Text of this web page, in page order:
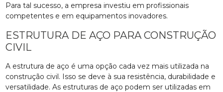
Para tal sucesso, a empresa investiu em profissionais
competentes e em equipamentos inovadores.
ESTRUTURA DE AÇO PARA CONSTRUÇÃO
CIVIL
A estrutura de aço é uma opção cada vez mais utilizada na
construção civil. Isso se deve à sua resistência, durabilidade e
versatilidade. As estruturas de aço podem ser utilizadas em